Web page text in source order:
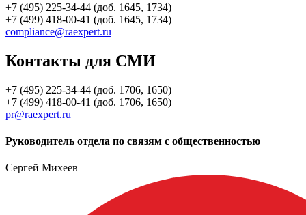
+7 (495) 225-34-44 (доб. 1645, 1734)
+7 (499) 418-00-41 (доб. 1645, 1734)
compliance@raexpert.ru
Контакты для СМИ
+7 (495) 225-34-44 (доб. 1706, 1650)
+7 (499) 418-00-41 (доб. 1706, 1650)
pr@raexpert.ru
Руководитель отдела по связям с общественностью
Сергей Михеев